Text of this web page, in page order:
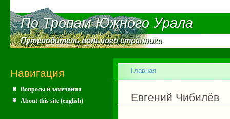
По Тропам Южного Урала
По Тропам Южного Урала
Путеводитель вольного странника
Путеводитель вольного странника
Навигация
Вопросы и замечания
About this site (english)
Вы здесь
Главная
Евгений Чибилёв